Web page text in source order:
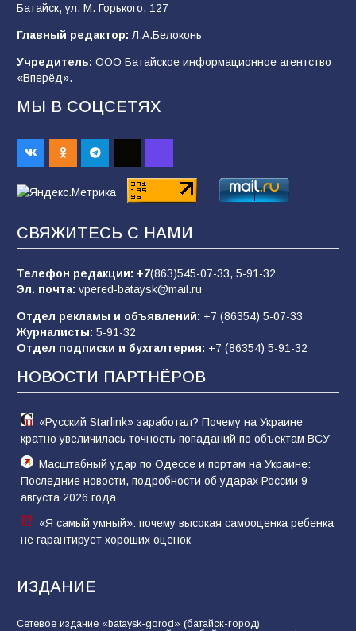
строительные профессии в ходе
спортивного праздника
90
Батайским спортсменам вручили награды
Евгений Остапенко
Батайчане вышли в финал Всероссийского
конкурса «Большая перемена»
Батайск, ул. М. Горького, 127
Главный редактор: Л.А.Белоконь
Учредитель: ООО Батайское информационное агентство
«Вперёд».
МЫ В СОЦСЕТЯХ
СВЯЖИТЕСЬ С НАМИ
Телефон редакции: +7(863)545-07-33, 5-91-32
Эл. почта: vpered-bataysk@mail.ru
Отдел рекламы и объявлений: +7 (86354) 5-07-33
Журналисты: 5-91-32
Отдел подписки и бухгалтерия: +7 (86354) 5-91-32
НОВОСТИ ПАРТНЁРОВ
«Русский Starlink» заработал? Почему на Украине
кратно увеличилась точность попаданий по объектам ВСУ
Масштабный удар по Одессе и портам на Украине:
Последние новости, подробности об ударах России 9
августа 2026 года
«Я самый умный»: почему высокая самооценка ребенка
не гарантирует хороших оценок
ИЗДАНИЕ
Сетевое издание «bataysk-gorod» (батайск-город)